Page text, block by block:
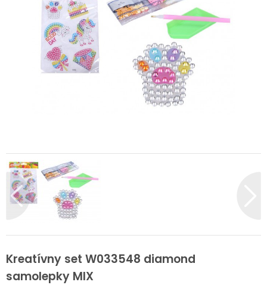
Kreatívny set W033548 diamond
samolepky MIX